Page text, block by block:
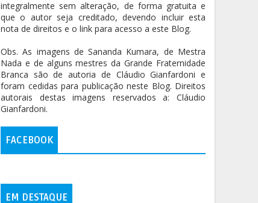
integralmente sem alteração, de forma gratuita e
que o autor seja creditado, devendo incluir esta
nota de direitos e o link para acesso a este Blog.
Obs. As imagens de Sananda Kumara, de Mestra
Nada e de alguns mestres da Grande Fraternidade
Branca são de autoria de Cláudio Gianfardoni e
foram cedidas para publicação neste Blog. Direitos
autorais destas imagens reservados a: Cláudio
Gianfardoni.
FACEBOOK
EM DESTAQUE